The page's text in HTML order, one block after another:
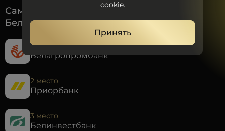
cookie.
Принять
Самый лучший региональный банк
Беларуси
1 место
Белагропромбанк
2 место
Приорбанк
3 место
Белинвестбанк